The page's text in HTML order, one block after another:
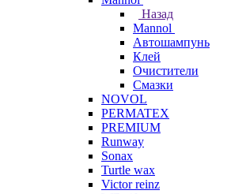
Назад
Mannol
Автошампунь
Клей
Очистители
Смазки
NOVOL
PERMATEX
PREMIUM
Runway
Sonax
Turtle wax
Victor reinz